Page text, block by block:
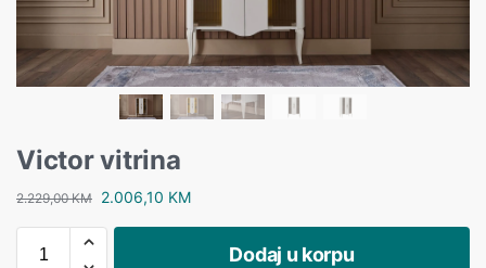
Victor vitrina
2.229,00KM 2.006,10 KM
Dodaj u korpu